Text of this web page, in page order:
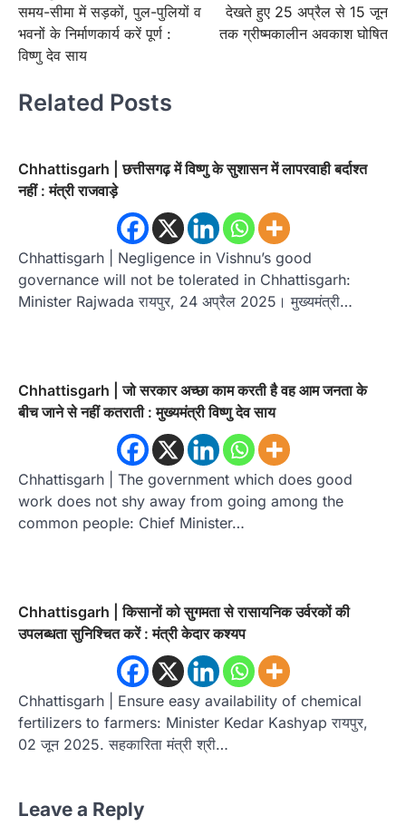
समय-सीमा में सड़कों, पुल-पुलियों व
भवनों के निर्माणकार्य करें पूर्ण :
विष्णु देव साय
देखते हुए 25 अप्रैल से 15 जून
तक ग्रीष्मकालीन अवकाश घोषित
Related Posts
Chhattisgarh | छत्तीसगढ़ में विष्णु के सुशासन में लापरवाही बर्दाश्त
नहीं : मंत्री राजवाड़े
Chhattisgarh | Negligence in Vishnu’s good
governance will not be tolerated in Chhattisgarh:
Minister Rajwada रायपुर, 24 अप्रैल 2025। मुख्यमंत्री…
Chhattisgarh | जो सरकार अच्छा काम करती है वह आम जनता के
बीच जाने से नहीं कतराती : मुख्यमंत्री विष्णु देव साय
Chhattisgarh | The government which does good
work does not shy away from going among the
common people: Chief Minister…
Chhattisgarh | किसानों को सुगमता से रासायनिक उर्वरकों की
उपलब्धता सुनिश्चित करें : मंत्री केदार कश्यप
Chhattisgarh | Ensure easy availability of chemical
fertilizers to farmers: Minister Kedar Kashyap रायपुर,
02 जून 2025. सहकारिता मंत्री श्री…
Leave a Reply